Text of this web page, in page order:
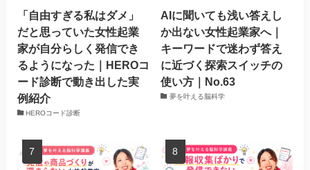
「自由すぎる私はダメ」
だと思っていた女性起業
家が自分らしく発信でき
るようになった｜HEROコ
ード診断で動き出した実
例紹介
HEROコード診断
AIに聞いても浅い答えし
か出ない女性起業家へ｜
キーワードで迷わず答え
に近づく探索スイッチの
使い方｜No.63
夢を叶える脳科学